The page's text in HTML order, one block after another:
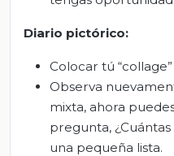
Diario pictórico:
Colocar tú
Observa
mixta, ahora
pregunta,
una pequeña lista.